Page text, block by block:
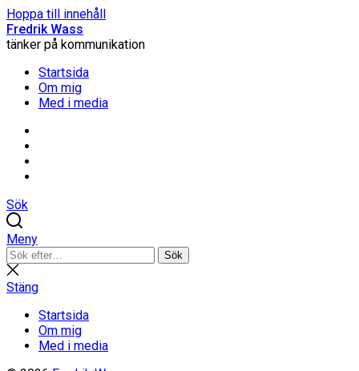
Hoppa till innehåll
Fredrik Wass
tänker på kommunikation
Startsida
Om mig
Med i media
Sök
Meny
Sök
efter:
Sök
Stäng
sökning
Stäng
Startsida
Om mig
Med i media